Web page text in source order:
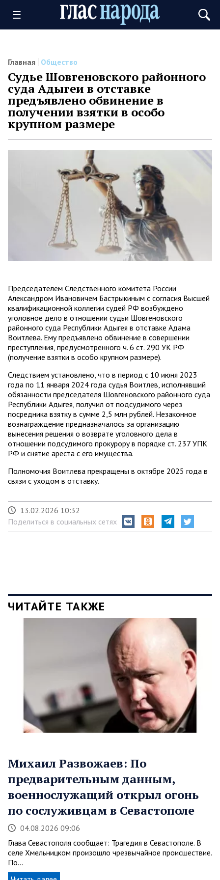
Главная Общество
Судье Шовгеновского районного
суда Адыгеи в отставке
предъявлено обвинение в
получении взятки в особо
крупном размере
Председателем Следственного комитета России
Александром Ивановичем Бастрыкиным с согласия Высшей
квалификационной коллегии судей РФ возбуждено
уголовное дело в отношении судьи Шовгеновского
районного суда Республики Адыгея в отставке Адама
Воитлева. Ему предъявлено обвинение в совершении
преступления, предусмотренного ч. 6 ст. 290 УК РФ
(получение взятки в особо крупном размере).
Следствием установлено, что в период с 10 июня 2023
года по 11 января 2024 года судья Воитлев, исполнявший
обязанности председателя Шовгеновского районного суда
Республики Адыгея, получил от подсудимого через
посредника взятку в сумме 2,5 млн рублей. Незаконное
вознаграждение предназначалось за организацию
вынесения решения о возврате уголовного дела в
отношении подсудимого прокурору в порядке ст. 237 УПК
РФ и снятие ареста с его имущества.
Полномочия Воитлева прекращены в октябре 2025 года в
связи с уходом в отставку.
13.02.2026 10:32
Поделиться в социальных сетях
ЧИТАЙТЕ ТАКЖЕ
Михаил Развожаев: По
предварительным данным,
военнослужащий открыл огонь
по сослуживцам в Севастополе
04.08.2026 09:06
Глава Севастополя сообщает: Трагедия в Севастополе. В
селе Хмельницком произошло чрезвычайное происшествие.
По…